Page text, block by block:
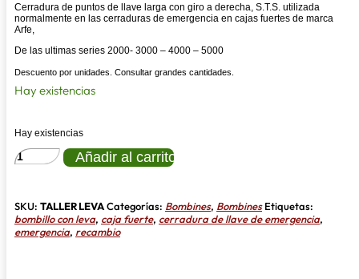
Cerradura de puntos de llave larga con giro a derecha, S.T.S. utilizada
normalmente en las cerraduras de emergencia en cajas fuertes de marca
Arfe,
De las ultimas series 2000- 3000 – 4000 – 5000
Descuento por unidades. Consultar grandes cantidades.
Hay existencias
Hay existencias
CERRADURA
EMERGENCIA
LLAVE
LARGA
CON
Añadir al carrito
SKU: TALLER LEVACategorías: Bombines, Bombines Etiquetas:
bombillo con leva, caja fuerte, cerradura de llave de emergencia,
emergencia, recambio